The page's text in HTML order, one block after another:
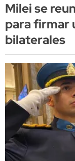
Milei se
para firmar
bilaterales